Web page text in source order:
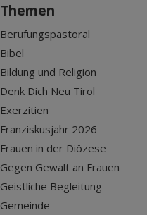
Themen
Berufungspastoral
Bibel
Bildung und Religion
Denk Dich Neu Tirol
Exerzitien
Franziskusjahr 2026
Frauen in der Diözese
Gegen Gewalt an Frauen
Geistliche Begleitung
Gemeinde